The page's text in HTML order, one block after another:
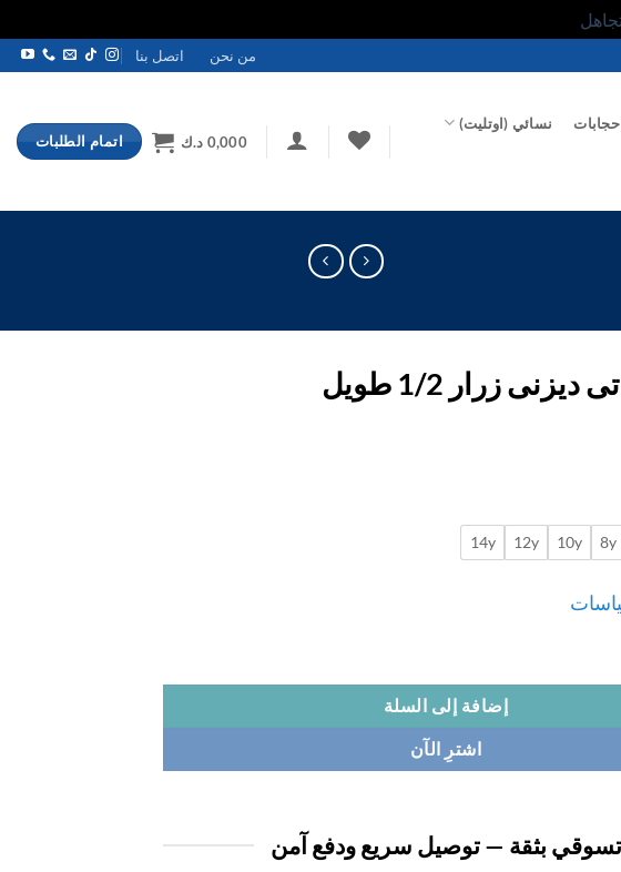
من نحن اتصل بنا
حجابات نسائي (اوتليت)
0,000 د.ك اتمام الطلبات
زرار 1/2 طويل
8y
10y
12y
14y
إضافة إلى السلة
اشترِ الآن
تسوقي بثقة — توصيل سريع ودفع آمن